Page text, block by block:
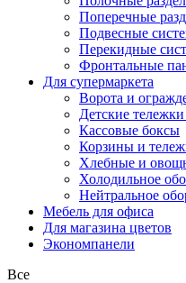
Поперечные
Подвесные
Перекидные
Фронтальные
Для супермаркета
Ворота и
Детские
Кассовые боксы
Корзины и
Хлебные и
Холодильное
Нейтральное
Мебель для офиса
Для магазина цветов
Экономпанели
Все